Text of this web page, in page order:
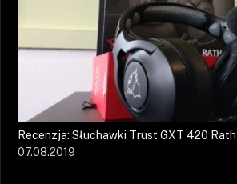
Recenzja: Słuchawki Trust GXT 420 Rath
07.08.2019